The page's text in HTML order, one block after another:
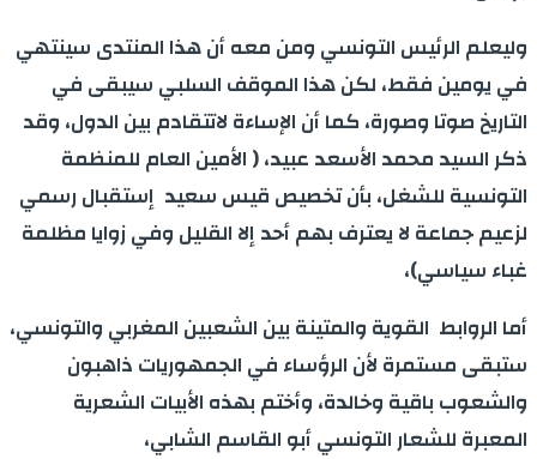
وليعلم الرئيس التونسي ومن معه أن هذا المنتدى سينتهي
في يومين فقط، لكن هذا الموقف السلبي سيبقى في
التاريخ صوتا وصورة، كما أن الإساءة لاتتقادم بين الدول، وقد
ذكر السيد محمد الأسعد عبيد، ( الأمين العام للمنظمة
التونسية للشغل، بأن تخصيص قيس سعيد إستقبال رسمي
لزعيم جماعة لا يعترف بهم أحد إلا القليل وفي زوايا مظلمة
غباء سياسي)،
أما الروابط القوية والمتينة بين الشعبين المغربي والتونسي،
ستبقى مستمرة لأن الرؤساء في الجمهوريات ذاهبون
والشعوب باقية وخالدة، وأختم بهذه الأبيات الشعرية
المعبرة للشعار التونسي أبو القاسم الشابي،